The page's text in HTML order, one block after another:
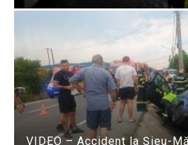
VIDEO – Accident la Șieu-